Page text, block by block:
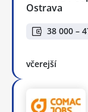
Ostrava
38 000 –
včerejší